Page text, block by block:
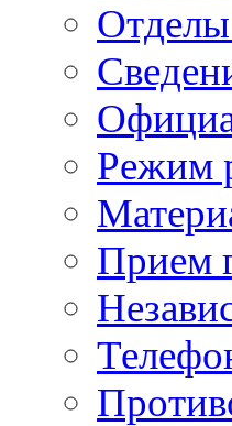
Режим
Прием